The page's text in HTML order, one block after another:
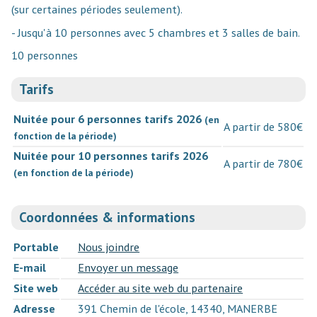
(sur certaines périodes seulement).
- Jusqu'à 10 personnes avec 5 chambres et 3 salles de bain.
10 personnes
Tarifs
Nuitée pour 6 personnes tarifs 2026 (en
fonction de la période)
A partir de 580€
Nuitée pour 10 personnes tarifs 2026
(en fonction de la période)
A partir de 780€
Coordonnées & informations
Portable
Nous joindre
E-mail
Envoyer un message
Site web
Accéder au site web du partenaire
Adresse
391 Chemin de l'école, 14340, MANERBE